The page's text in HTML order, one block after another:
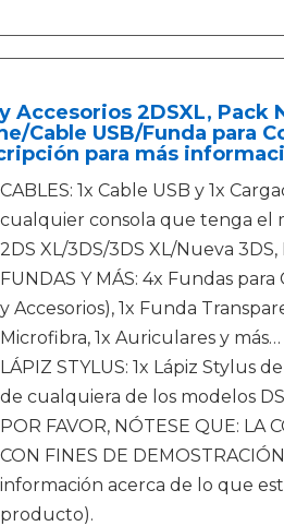
Accesorios 2DSXL, Pack
Cable USB/Funda para
para más
CABLES: 1x Cable USB y 1x
cualquier consola que tenga el
2DS XL/3DS/3DS XL/Nueva
FUNDAS Y MÁS: 4x Fundas
y Accesorios), 1x Funda
Microfibra, 1x Auriculares y más…
LÁPIZ STYLUS: 1x Lápiz Stylus
de cualquiera de los modelos
POR FAVOR, NÓTESE QUE: LA
CON FINES DE
información acerca de lo que
producto).